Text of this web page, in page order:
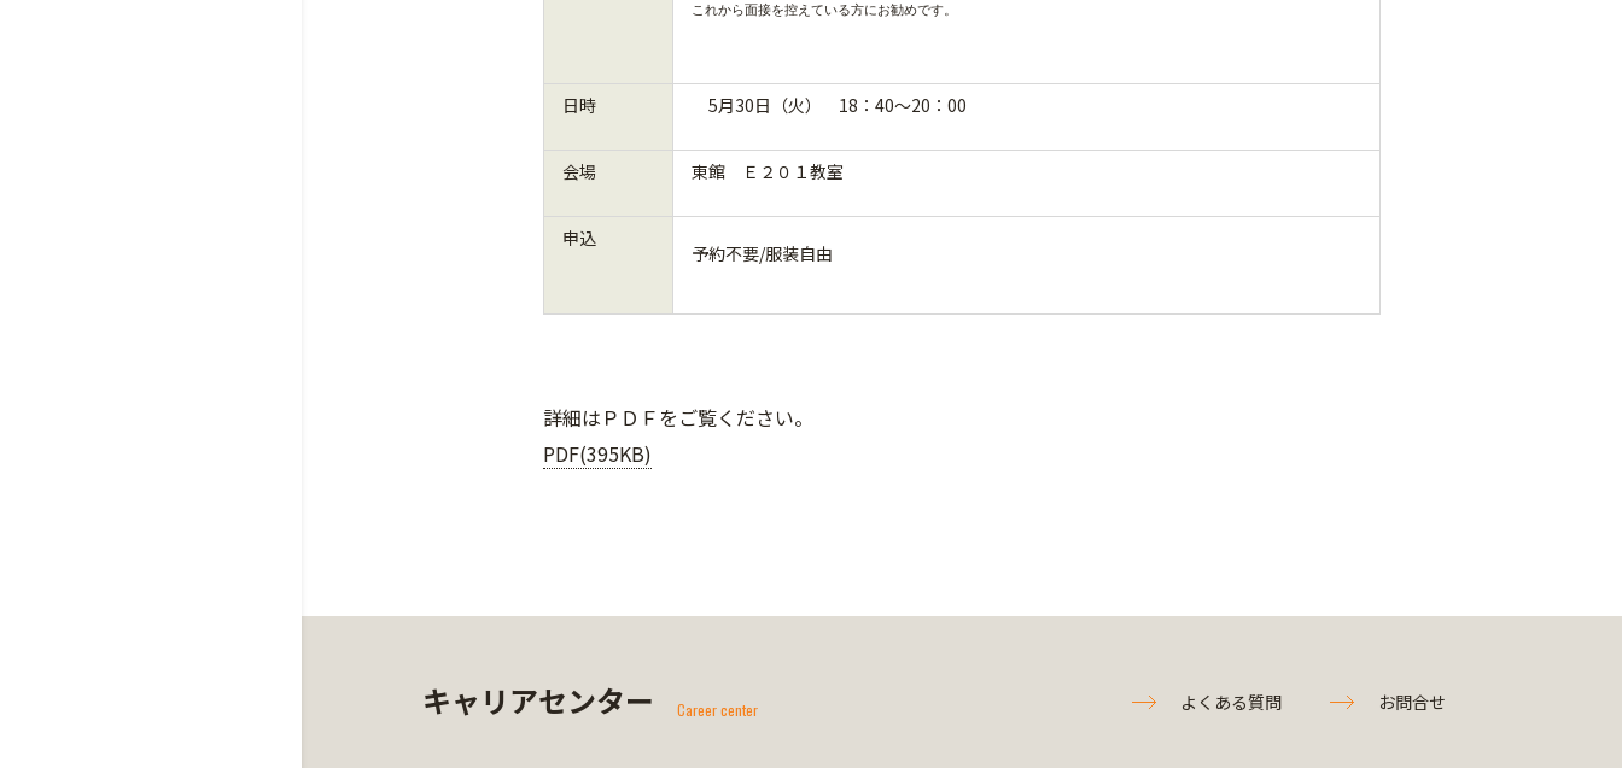
これから面接を控えている方にお勧めです。
日時 5月30日（火） 18：40～20：00
会場 東館 Ｅ２０１教室
申込
予約不要/服装自由
詳細はＰＤＦをご覧ください。
PDF(395KB)
キャリアセンター Career center よくある質問 お問合せ